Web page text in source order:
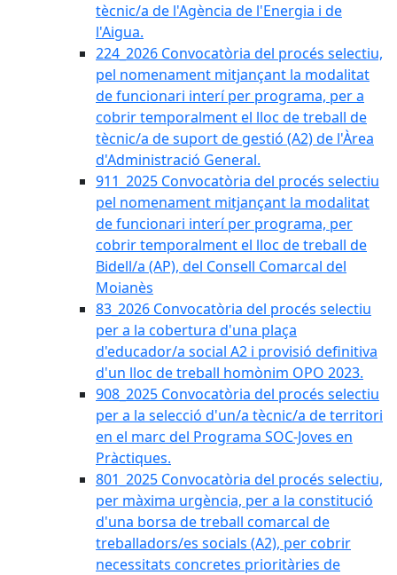
tècnic/a de l'Agència de l'Energia i de
l'Aigua.
224_2026 Convocatòria del procés selectiu,
pel nomenament mitjançant la modalitat
de funcionari interí per programa, per a
cobrir temporalment el lloc de treball de
tècnic/a de suport de gestió (A2) de l'Àrea
d'Administració General.
911_2025 Convocatòria del procés selectiu
pel nomenament mitjançant la modalitat
de funcionari interí per programa, per
cobrir temporalment el lloc de treball de
Bidell/a (AP), del Consell Comarcal del
Moianès
83_2026 Convocatòria del procés selectiu
per a la cobertura d'una plaça
d'educador/a social A2 i provisió definitiva
d'un lloc de treball homònim OPO 2023.
908_2025 Convocatòria del procés selectiu
per a la selecció d'un/a tècnic/a de territori
en el marc del Programa SOC-Joves en
Pràctiques.
801_2025 Convocatòria del procés selectiu,
per màxima urgència, per a la constitució
d'una borsa de treball comarcal de
treballadors/es socials (A2), per cobrir
necessitats concretes prioritàries de